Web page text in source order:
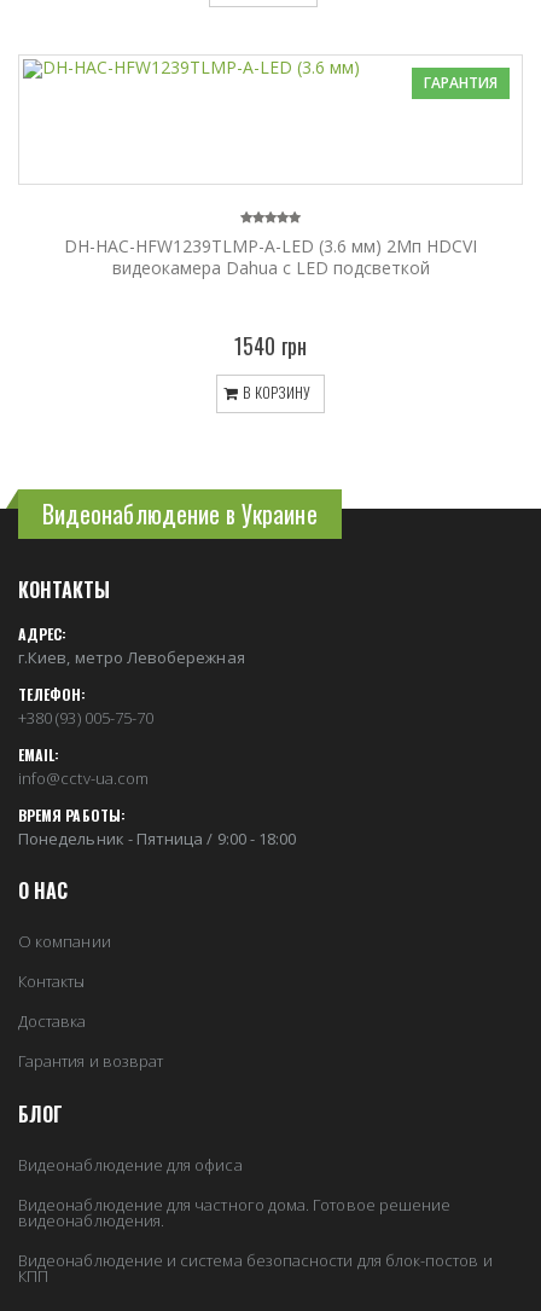
ГАРАНТИЯ
DH-HAC-HFW1239TLMP-A-LED (3.6 мм) 2Мп HDCVI
видеокамера Dahua с LED подсветкой
1540 грн
В КОРЗИНУ
Видеонаблюдение в Украине
КОНТАКТЫ
АДРЕС:
г.Киев, метро Левобережная
ТЕЛЕФОН:
+380 (93) 005-75-70
EMAIL:
info@cctv-ua.com
ВРЕМЯ РАБОТЫ:
Понедельник - Пятница / 9:00 - 18:00
О НАС
О компании
Контакты
Доставка
Гарантия и возврат
БЛОГ
Видеонаблюдение для офиса
Видеонаблюдение для частного дома. Готовое решение
видеонаблюдения.
Видеонаблюдение и система безопасности для блок-постов и
КПП